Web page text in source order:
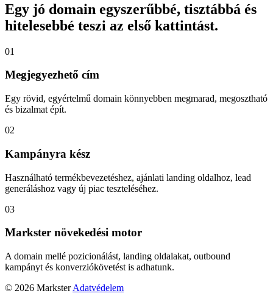
Egy jó domain egyszerűbbé, tisztábbá és
hitelesebbé teszi az első kattintást.
01
Megjegyezhető cím
Egy rövid, egyértelmű domain könnyebben megmarad, megosztható
és bizalmat épít.
02
Kampányra kész
Használható termékbevezetéshez, ajánlati landing oldalhoz, lead
generáláshoz vagy új piac teszteléséhez.
03
Markster növekedési motor
A domain mellé pozicionálást, landing oldalakat, outbound
kampányt és konverziókövetést is adhatunk.
© 2026 Markster Adatvédelem